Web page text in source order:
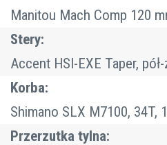
Manitou Mach Comp 120
Stery:
Accent HSI-EXE Taper,
Korba:
Shimano SLX M7100, 34T,
Przerzutka tylna: